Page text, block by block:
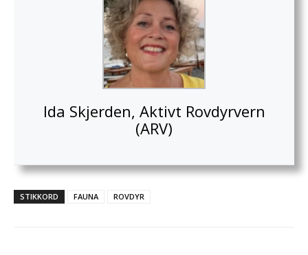
Ida Skjerden, Aktivt Rovdyrvern
(ARV)
STIKKORD FAUNA ROVDYR